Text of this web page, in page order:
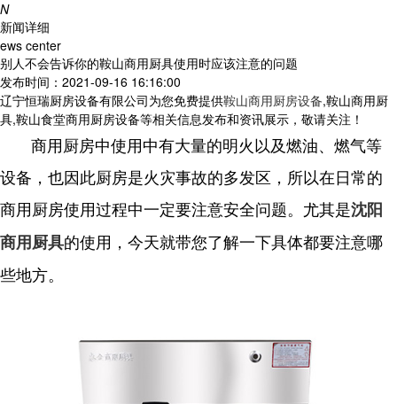
N
新闻详细
ews center
别人不会告诉你的鞍山商用厨具使用时应该注意的问题
发布时间：2021-09-16 16:16:00
辽宁恒瑞厨房设备有限公司为您免费提供鞍山商用厨房设备,鞍山商用厨
具,鞍山食堂商用厨房设备等相关信息发布和资讯展示，敬请关注！
商用厨房中使用中有大量的明火以及燃油、燃气等
设备，也因此厨房是火灾事故的多发区，所以在日常的
商用厨房使用过程中一定要注意安全问题。尤其是沈阳
商用厨具的使用，今天就带您了解一下具体都要注意哪
些地方。